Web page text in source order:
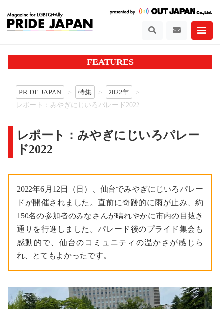
FEATURES
PRIDE JAPAN 特集
2022年
レポート：みやぎにじいろパレード2022
レポート：みやぎにじいろパレー
ド2022
2022年6月12日（日）、仙台でみやぎにじいろパレー
ドが開催されました。直前に奇跡的に雨が止み、約
150名の参加者のみなさんが晴れやかに市内の目抜き
通りを行進しました。パレード後のプライド集会も
感動的で、仙台のコミュニティの温かさが感じら
れ、とてもよかったです。